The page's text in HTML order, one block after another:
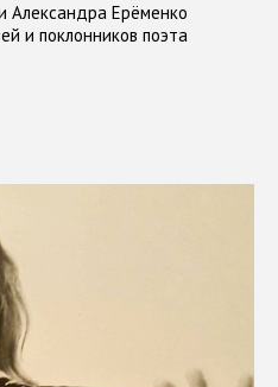
Ерёменко
и поклонников поэта